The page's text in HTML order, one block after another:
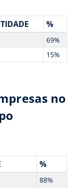
%
69%
15%
no
%
88%